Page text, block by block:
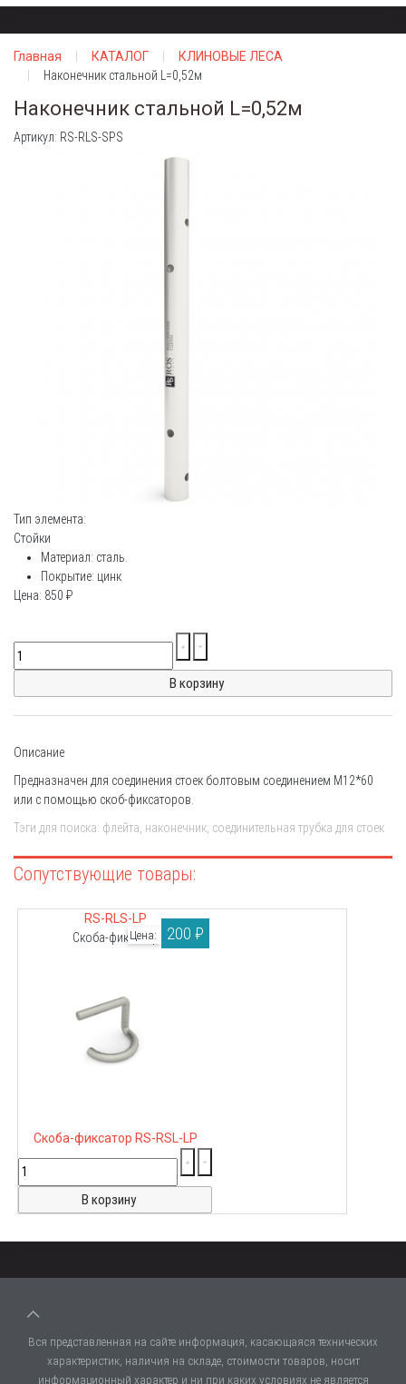
Главная КАТАЛОГ
КЛИНОВЫЕ ЛЕСА
Наконечник стальной L=0,52м
Наконечник стальной L=0,52м
Артикул: RS-RLS-SPS
Тип элемента:
Стойки
Материал: сталь.
Покрытие: цинк
Цена: 850 ₽
Описание
Предназначен для соединения стоек болтовым соединением М12*60
или с помощью скоб-фиксаторов.
Тэги для поиска: флейта, наконечник, соединительная трубка для стоек
RS-RLS-LP
Скоба-фиксатор
Скоба-фиксатор RS-RSL-LP
Цена: 200 ₽
Вся представленная на сайте информация, касающаяся технических
характеристик, наличия на складе, стоимости товаров, носит
информационный характер и ни при каких условиях не является